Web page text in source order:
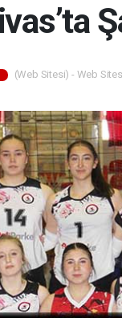
(Web Sitesi) - Web